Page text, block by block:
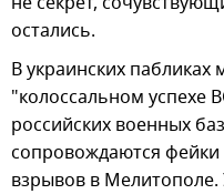
остались.
В украинских пабликах
"колоссальном успехе
российских военных
сопровождаются
взрывов в